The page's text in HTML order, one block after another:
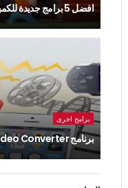
افضل 5 برامج جديدة للكمبيوتر ستحتاج إلي تجربتها الآن
برامج اخرى
برنامج Freemake Video Converter